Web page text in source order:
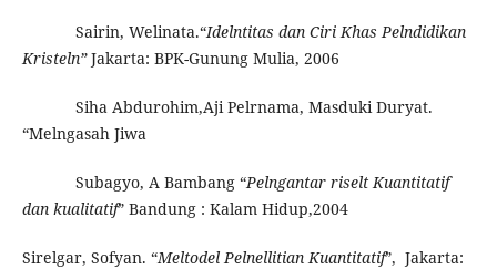
Sairin, Welinata.“Idelntitas dan Ciri Khas Pelndidikan
Kristeln”Jakarta: BPK-Gunung Mulia, 2006
Siha Abdurohim,Aji Pelrnama, Masduki Duryat.
“Melngasah Jiwa
Subagyo, A Bambang “Pelngantar riselt Kuantitatif
dan kualitatif” Bandung : Kalam Hidup,2004
Sirelgar, Sofyan. “Meltodel Pelnellitian Kuantitatif”, Jakarta: